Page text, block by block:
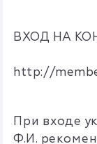
ВХОД НА
http://
При входе
Ф.И.